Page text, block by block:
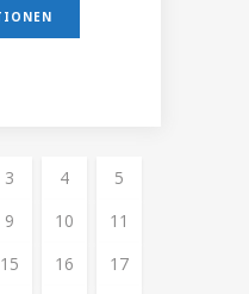
3 4
5
9 10
11
15 16
17